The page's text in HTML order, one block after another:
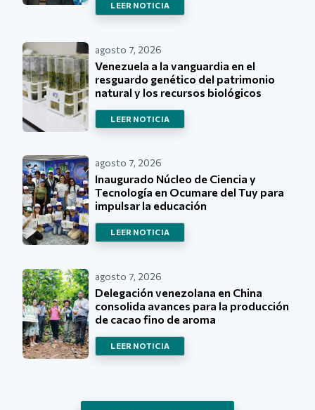
LEER NOTICIA
agosto 7, 2026
Venezuela a la vanguardia en el
resguardo genético del patrimonio
natural y los recursos biológicos
LEER NOTICIA
agosto 7, 2026
Inaugurado Núcleo de Ciencia y
Tecnología en Ocumare del Tuy para
impulsar la educación
LEER NOTICIA
agosto 7, 2026
Delegación venezolana en China
consolida avances para la producción
de cacao fino de aroma
LEER NOTICIA